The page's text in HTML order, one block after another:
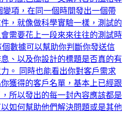
項，在同一個時間發出一個帶
，就像做科學實驗一樣，測試的
需要花上一段來來往往的測試時
個數據可以幫助你判斷你發送信
、以及你設計的標題是否真的有
。 同時也能看出你對客戶需求
獲得的客戶名單，基本上已經跟
所以發出的每一封內容應該都是
如何幫助他們解決問題或是其他